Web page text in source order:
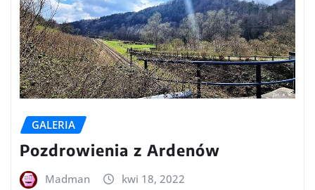
GALERIA
Pozdrowienia z Ardenów
Madman kwi 18, 2022